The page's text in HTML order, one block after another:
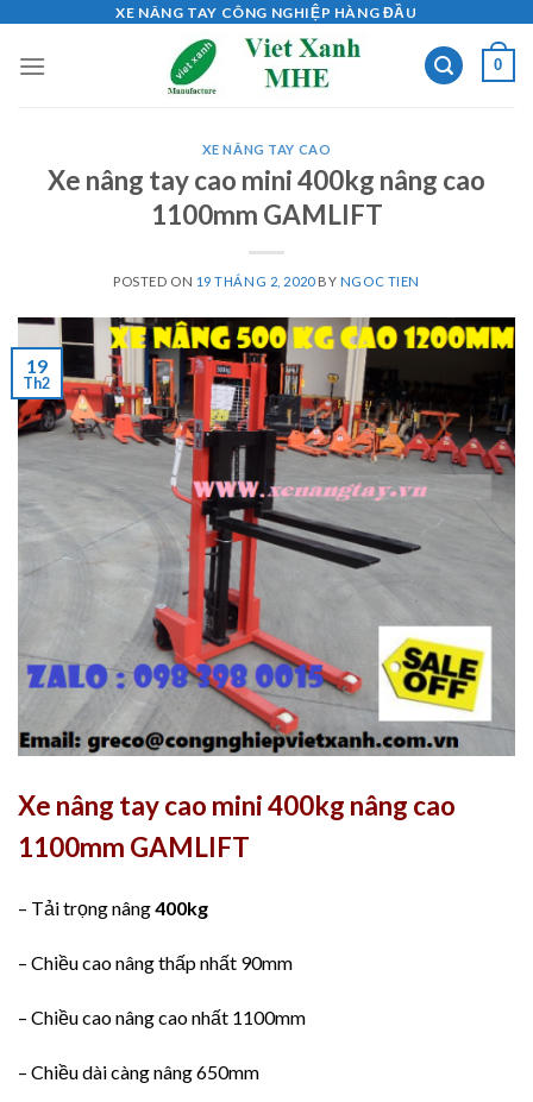
content
XE NÂNG TAY CÔNG NGHIỆP HÀNG ĐẦU
0
XE NÂNG TAY CAO
Xe nâng tay cao mini 400kg nâng cao
1100mm GAMLIFT
POSTED ON 19 THÁNG 2, 2020BY NGOC TIEN
19
Th2
Xe nâng tay cao mini 400kg nâng cao
1100mm GAMLIFT
– Tải trọng nâng400kg
– Chiều cao nâng thấp nhất 90mm
– Chiều cao nâng cao nhất 1100mm
– Chiều dài càng nâng 650mm